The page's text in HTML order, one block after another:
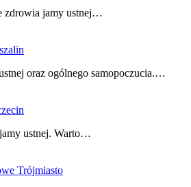
zdrowia jamy ustnej…
oraz ogólnego samopoczucia.…
ustnej. Warto…
Trójmiasto